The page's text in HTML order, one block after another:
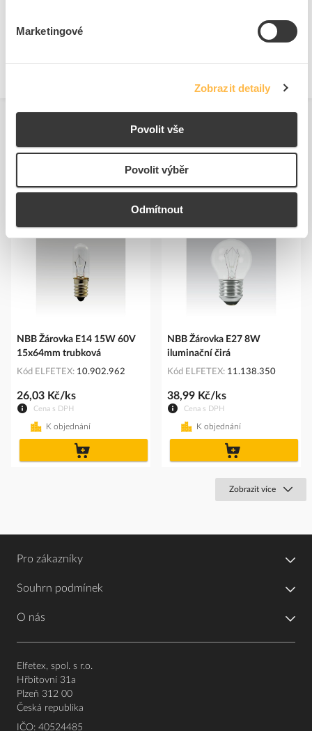
Marketingové
Zobrazit detaily
Povolit vše
Povolit výběr
Odmítnout
GPSR Details
+
Adresa: Sídliště 693, 40722 Benešov nad Ploučnicí, ČR
E-mail:info@nbb.cz
Bezpečnostní dokumenty dodavatele:Bezpečnostní dokumenty
Podobné produkty
NBB Žárovka E14 15W 60V
15x64mm trubková
Kód ELFETEX 10.902.962
Cena s DPH
26,03 Kč/ks
K objednání
NBB Žárovka E27 8W
iluminační čirá
Kód ELFETEX 11.138.350
Cena s DPH
38,99 Kč/ks
K objednání
Zobrazit více
Pro zákazníky
Souhrn podmínek
O nás
Elfetex, spol. s r.o.
Hřbitovní 31a
Plzeň 312 00
Česká republika
IČO: 40524485